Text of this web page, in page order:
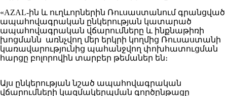
«AZAL-ին և ուղևորներին Ռուսաստանում գրանցված
ապահովագրական ընկերության կատարած
ապահովագրական վճարումները և ինքնաթիռի
խոցմանն առնչվող մեր երկրի կողմից Ռուսաստանի
կառավարությունից պահանջվող փոխհատուցման
հարցը բոլորովին տարբեր թեմաներ են։
Այս ընկերության նշած ապահովագրական
վճարումների կազմակերպման գործընթացը